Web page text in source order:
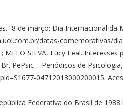
“8 de março: Dia Internacional da
datas-comemorativas/
MELO-SILVA, Lucy Leal.
PePsic – Periódicos de
04712013000200015.
Federativa do Brasil de